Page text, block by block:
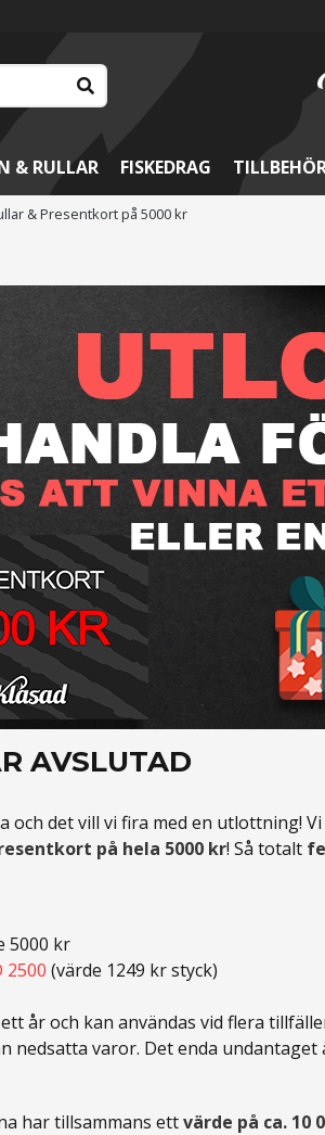
& RULLAR FISKEDRAG
& Presentkort på 5000 kr
AVSLUTAD
och det vill vi fira med en utlottning!
på hela 5000 kr! Så totalt
5000 kr
2500 (värde 1249 kr styck)
år och kan användas vid flera
nedsatta varor. Det enda
har tillsammans ettvärde på ca. 10